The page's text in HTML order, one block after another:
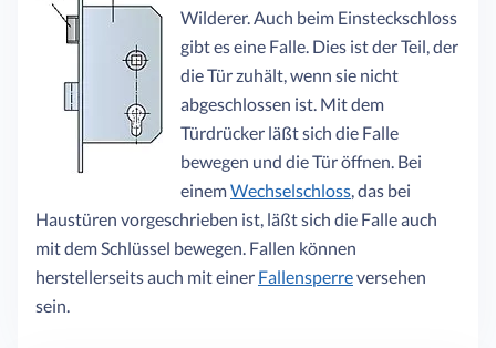
Wilderer. Auch beim Einsteckschloss
gibt es eine Falle. Dies ist der Teil, der
die Tür zuhält, wenn sie nicht
abgeschlossen ist. Mit dem
Türdrücker läßt sich die Falle
bewegen und die Tür öffnen. Bei
einemWechselschloss, das bei
Haustüren vorgeschrieben ist, läßt sich die Falle auch
mit dem Schlüssel bewegen. Fallen können
herstellerseits auch mit einer Fallensperreversehen
sein.